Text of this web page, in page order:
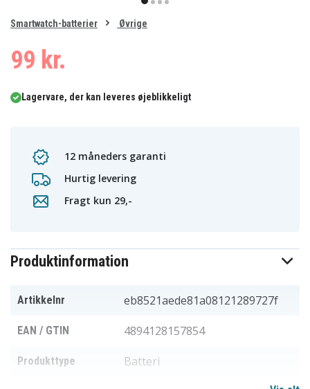
item
0
of
Smartwatch-batterier Øvrige
99 kr.
Lagervare, der kan leveres øjeblikkeligt
12 måneders garanti
Hurtig levering
Fragt kun 29,-
Produktinformation
Artikkelnr eb8521aede81a08121289727f
EAN / GTIN 4894128157854
Produkttype Batteri